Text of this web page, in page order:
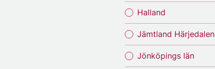
Halland
Jämtland Härjedalen
Jönköpings län